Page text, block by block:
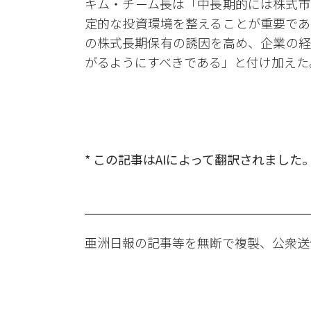
定的な投資環境を整えることが重要で
の株式長期保有の誘因を高め、企業の
がるようにすべきである」と付け加え
* この記事はAIによって翻訳されました
亜洲日報の記事等を無断で複製、公衆